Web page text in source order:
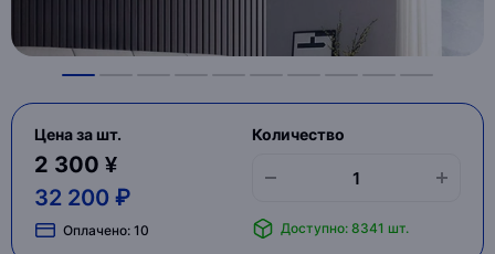
Цена за шт.
2 300 ¥
32 200 ₽
Оплачено: 10
Количество
Доступно: 8341 шт.